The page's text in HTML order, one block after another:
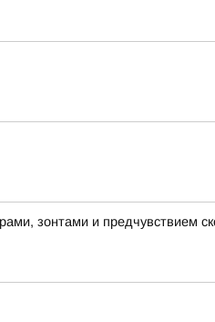
зонтами и предчувствием